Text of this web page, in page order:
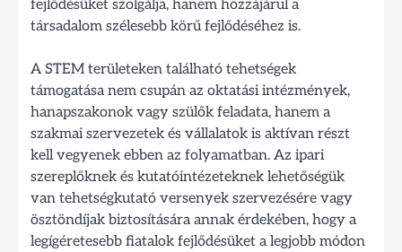
fejlődésüket szolgálja, hanem hozzájárul a
társadalom szélesebb körű fejlődéséhez is.
A STEM területeken található tehetségek
támogatása nem csupán az oktatási intézmények,
hanapszakonok vagy szülők feladata, hanem a
szakmai szervezetek és vállalatok is aktívan részt
kell vegyenek ebben az folyamatban. Az ipari
szereplőknek és kutatóintézeteknek lehetőségük
van tehetségkutató versenyek szervezésére vagy
ösztöndíjak biztosítására annak érdekében, hogy a
legígéretesebb fiatalok fejlődésüket a legjobb módon